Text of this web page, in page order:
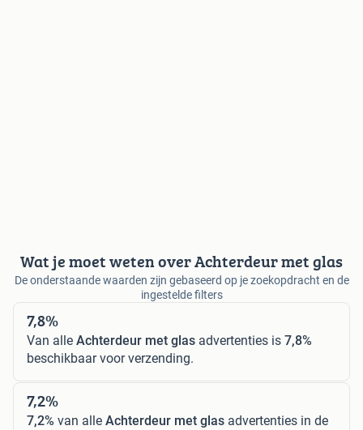
Wat je moet weten over Achterdeur met glas
De onderstaande waarden zijn gebaseerd op je zoekopdracht en de
ingestelde filters
7,8%
Van alle Achterdeur met glas advertenties is 7,8%
beschikbaar voor verzending.
7,2%
7,2% van alle Achterdeur met glas advertenties in de